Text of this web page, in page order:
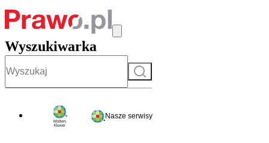
Wyszukiwarka
Szukaj
Nasze serwisy